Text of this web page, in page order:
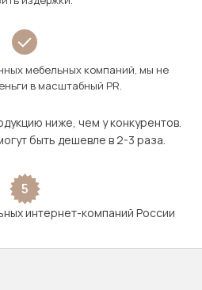
мебельных компаний, мы не
в масштабный PR.
ниже, чем у конкурентов.
быть дешевле в 2-3 раза.
5
интернет-компаний России